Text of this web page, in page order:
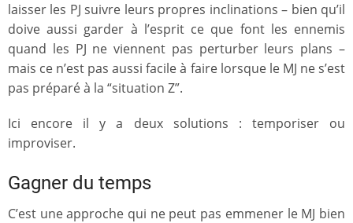
laisser les PJ suivre leurs propres inclinations – bien qu’il
doive aussi garder à l’esprit ce que font les ennemis
quand les PJ ne viennent pas perturber leurs plans –
mais ce n’est pas aussi facile à faire lorsque le MJ ne s’est
pas préparé à la “situation Z”.
Ici encore il y a deux solutions : temporiser ou
improviser.
Gagner du temps
C’est une approche qui ne peut pas emmener le MJ bien